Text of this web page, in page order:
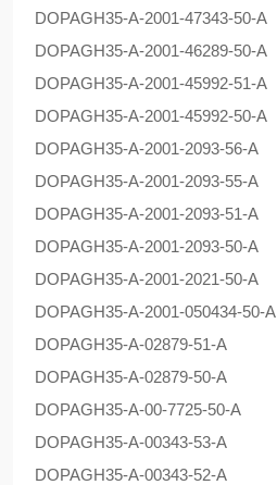
DOPAGH35-A-2001-47343-50-A
DOPAGH35-A-2001-46289-50-A
DOPAGH35-A-2001-45992-51-A
DOPAGH35-A-2001-45992-50-A
DOPAGH35-A-2001-2093-56-A
DOPAGH35-A-2001-2093-55-A
DOPAGH35-A-2001-2093-51-A
DOPAGH35-A-2001-2093-50-A
DOPAGH35-A-2001-2021-50-A
DOPAGH35-A-2001-050434-50-A
DOPAGH35-A-02879-51-A
DOPAGH35-A-02879-50-A
DOPAGH35-A-00-7725-50-A
DOPAGH35-A-00343-53-A
DOPAGH35-A-00343-52-A